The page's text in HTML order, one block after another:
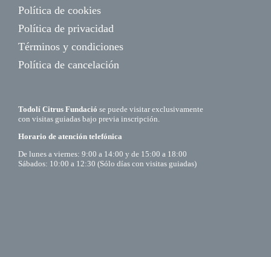
Política de cookies
Política de privacidad
Términos y condiciones
Política de cancelación
Todolí Citrus Fundació se puede visitar exclusivamente
con visitas guiadas bajo previa inscripción.
Horario de atención telefónica
De lunes a viernes: 9:00 a 14:00 y de 15:00 a 18:00
Sábados: 10:00 a 12:30 (Sólo días con visitas guiadas)